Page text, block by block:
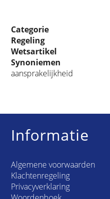
Categorie
Regeling
Wetsartikel
Synoniemen
aansprakelijkheid
Informatie
Algemene voorwaarden
Klachtenregeling
Privacyverklaring